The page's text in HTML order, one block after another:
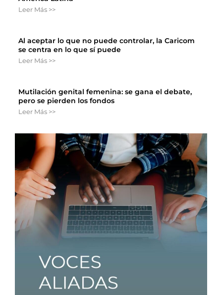
Leer Más >>
Al aceptar lo que no puede controlar, la Caricom
se centra en lo que sí puede
Leer Más >>
Mutilación genital femenina: se gana el debate,
pero se pierden los fondos
Leer Más >>